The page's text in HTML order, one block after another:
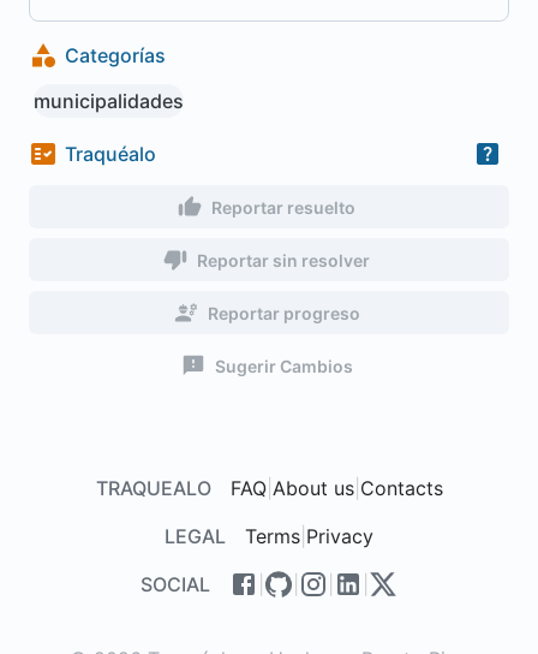
Categorías
municipalidades
Traquéalo
Reportar resuelto
Reportar sin resolver
Reportar progreso
Sugerir Cambios
TRAQUEALO FAQ| About us| Contacts
LEGAL
Terms Privacy
SOCIAL